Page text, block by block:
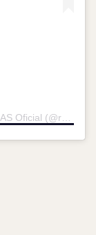
A post shared by RESTAURANTE LAS ROCAS Oficial (@restaurantelasrocas)